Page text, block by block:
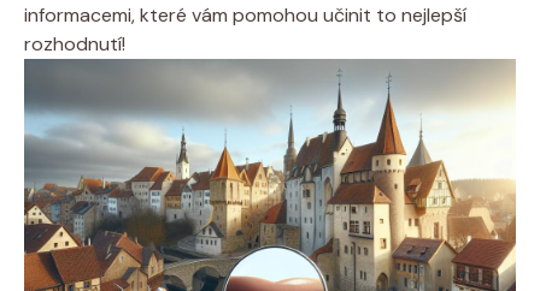
informacemi, které vám pomohou učinit to nejlepší
rozhodnutí!